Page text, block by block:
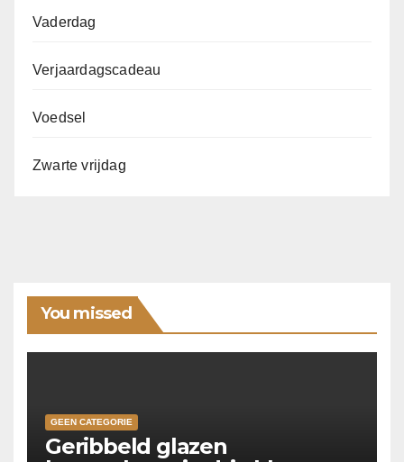
Vaderdag
Verjaardagscadeau
Voedsel
Zwarte vrijdag
You missed
GEEN CATEGORIE
Geribbeld glazen